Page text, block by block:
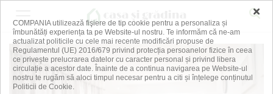
×
COMPANIA utilizează fişiere de tip cookie pentru a personaliza și
îmbunătăți experiența ta pe Website-ul nostru. Te informăm că ne-am
actualizat politicile cu cele mai recente modificări propuse de
Regulamentul (UE) 2016/679 privind protecția persoanelor fizice în ceea
ce privește prelucrarea datelor cu caracter personal și privind libera
circulație a acestor date. Înainte de a continua navigarea pe Website-ul
nostru te rugăm să aloci timpul necesar pentru a citi și înțelege conținutul
Politicii de Cookie.